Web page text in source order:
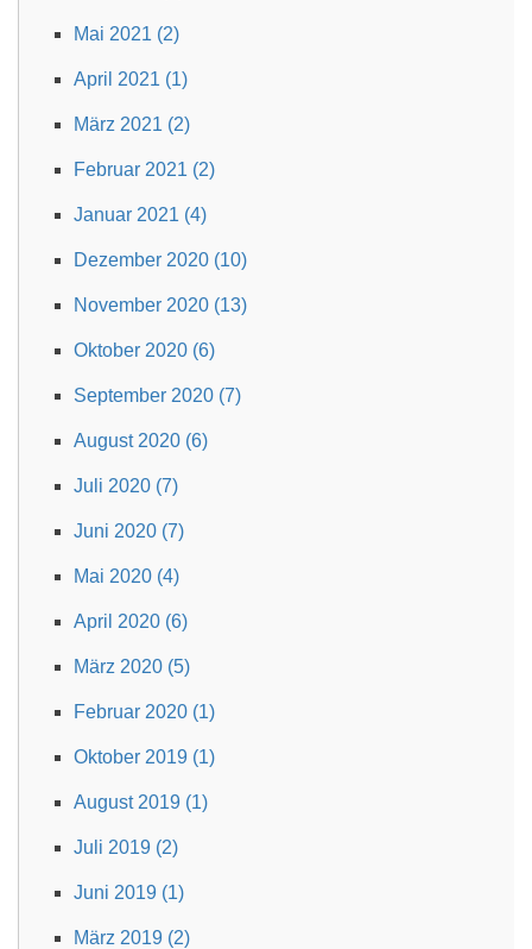
Mai 2021 (2)
April 2021 (1)
März 2021 (2)
Februar 2021 (2)
Januar 2021 (4)
Dezember 2020 (10)
November 2020 (13)
Oktober 2020 (6)
September 2020 (7)
August 2020 (6)
Juli 2020 (7)
Juni 2020 (7)
Mai 2020 (4)
April 2020 (6)
März 2020 (5)
Februar 2020 (1)
Oktober 2019 (1)
August 2019 (1)
Juli 2019 (2)
Juni 2019 (1)
März 2019 (2)